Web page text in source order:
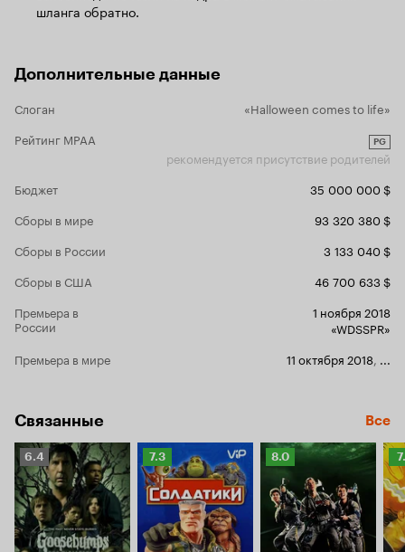
книг Стайна. Очередное проходное кино,
вижу
буду.
страшно
Доминик
и
но и
качеству
пунктов
шланга обратно.
Дополнительные данные
Слоган
«Halloween comes to life»
Рейтинг MPAA
PG
рекомендуется присутствие родителей
Бюджет
35 000 000 $
Сборы в мире
93 320 380 $
Сборы в России
3 133 040 $
Сборы в США
46 700 633 $
Премьера в
России
1 ноября 2018
«WDSSPR»
Премьера в мире
11 октября 2018
Связанные Все
Рейтинг
Кинопоиска
6.4
6.4
Рейтинг
Кинопоиска
7.3
7.3
Рейтинг
8.0
8.0
7.1